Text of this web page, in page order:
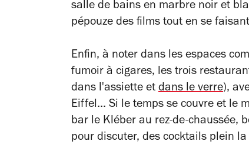
salle de bains en marbre noir et
pépouze des films tout en se
Enfin, à noter dans les espaces
fumoir à cigares, les trois
dans l'assiette et dans le verre),
Eiffel... Si le temps se couvre et le
bar le Kléber au rez-de-chaussée,
pour discuter, des cocktails plein la